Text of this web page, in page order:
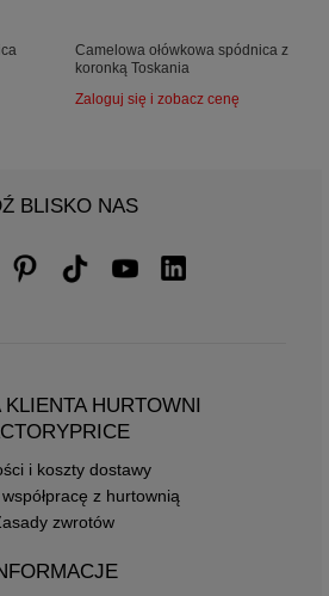
Camelowa ołówkowa spódnica z
koronką Toskania
Zaloguj się i zobacz cenę
BLISKO NAS
KLIENTA HURTOWNI
i koszty dostawy
z hurtownią
zwrotów